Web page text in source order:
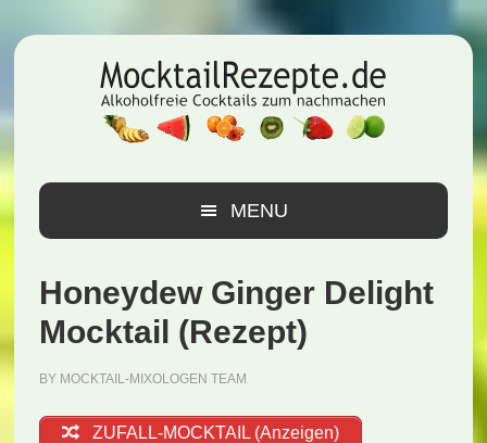
Hauptnavigation
Inhalt
Seitenspalte
MENU
Honeydew Ginger Delight
Mocktail (Rezept)
BY MOCKTAIL-MIXOLOGEN TEAM
ZUFALL-MOCKTAIL (Anzeigen)